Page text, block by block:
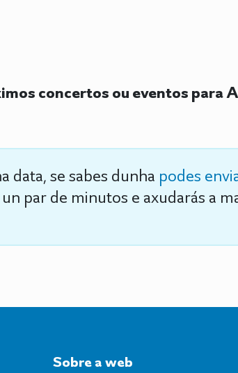
concertos ou eventos para
data, se sabes dunha podes
par de minutos e axudarás a
Sobre a web